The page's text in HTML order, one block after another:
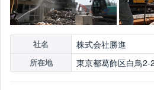
社名 株式会社勝進
所在地 東京都葛飾区白鳥2-